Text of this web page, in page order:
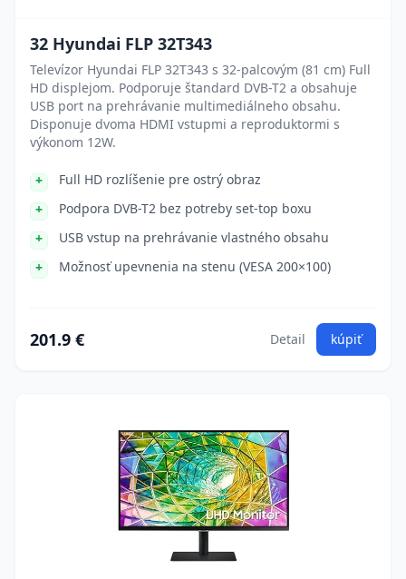
32 Hyundai FLP 32T343
Televízor Hyundai FLP 32T343 s 32-palcovým (81 cm) Full
HD displejom. Podporuje štandard DVB-T2 a obsahuje
USB port na prehrávanie multimediálneho obsahu.
Disponuje dvoma HDMI vstupmi a reproduktormi s
výkonom 12W.
Full HD rozlíšenie pre ostrý obraz
Podpora DVB-T2 bez potreby set-top boxu
USB vstup na prehrávanie vlastného obsahu
Možnosť upevnenia na stenu (VESA 200×100)
201.9 € Detail kúpiť